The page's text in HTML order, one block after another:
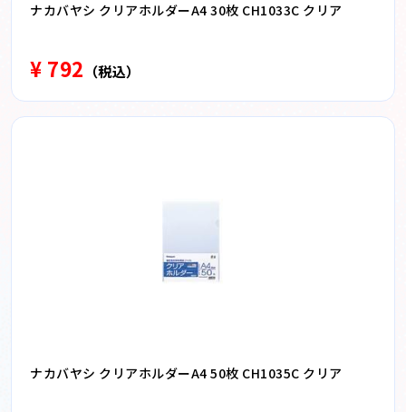
ナカバヤシ クリアホルダーA4 30枚 CH1033C クリア
¥ 792 （税込）
ナカバヤシ クリアホルダーA4 50枚 CH1035C クリア